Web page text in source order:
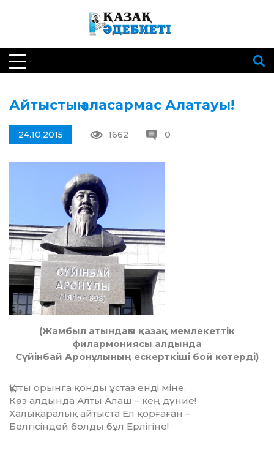
Айтыстың аласармас Алатауы!
24.10.2015 1662 0
(Жамбыл атындағы қазақ мемлекеттік
филармониясы алдында
Сүйінбай Аронұлының ескерткіші бой көтерді)
Құтты орынға қонды ұстаз енді міне,
Көз алдында Алты Алаш – кең дүние!
Халықаралық айтыста Ел қорғаған –
Белгісіндей болды бұл Ерлігіне!